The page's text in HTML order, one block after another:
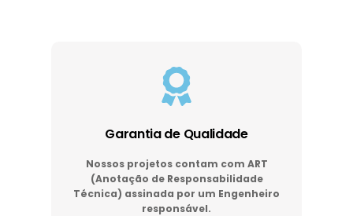
Garantia de Qualidade
Nossos projetos contam com ART
(Anotação de Responsabilidade
Técnica) assinada por um Engenheiro
responsável.